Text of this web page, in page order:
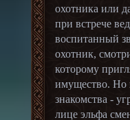
охотника или
при встрече
воспитанный
охотник,
которому
имущество. Но
знакомства -
лице эльфа